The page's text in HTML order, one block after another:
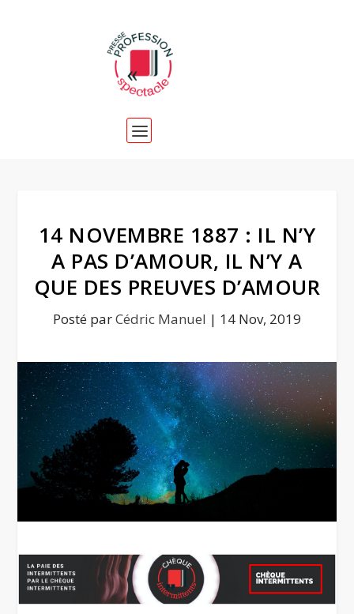
14 NOVEMBRE 1887 : IL N’Y
A PAS D’AMOUR, IL N’Y A
QUE DES PREUVES D’AMOUR
Posté parCédric Manuel | 14 Nov, 2019